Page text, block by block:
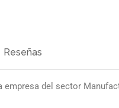
Reseñas
empresa del sector